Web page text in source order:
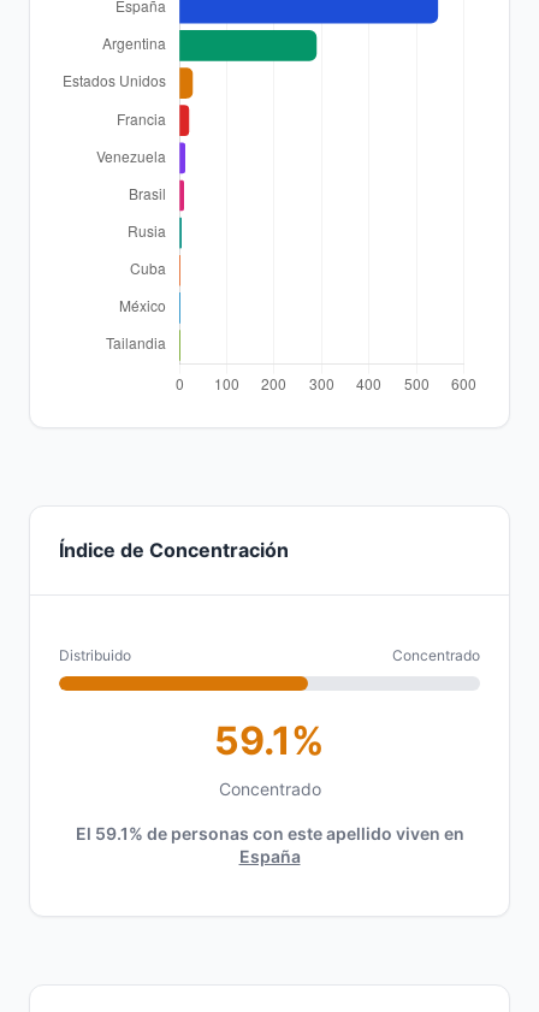
Índice de Concentración
Distribuido Concentrado
59.1%
Concentrado
El 59.1% de personas con este apellido viven en
España